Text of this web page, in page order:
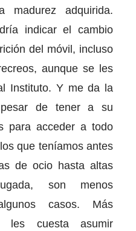
adquirida.
indicar el cambio
del móvil, incluso
aunque se les
Instituto. Y me da la
de tener a su
para acceder a todo
que teníamos antes
de ocio hasta altas
son menos
casos. Más
les cuesta asumir